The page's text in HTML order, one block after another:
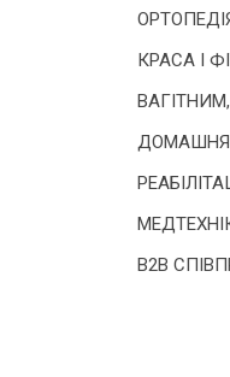
КРАСА І
ДОМАШНЯ
B2B